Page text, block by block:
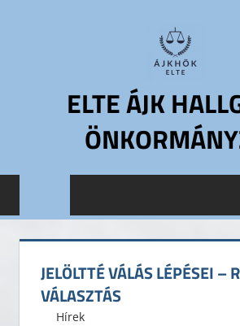
ELTE ÁJK
Jogtudományi
Hallgatói
Önkormányzat
JELÖLTTÉ VÁLÁS LÉPÉSEI –
VÁLASZTÁS
2017. március 7.
ELTE ÁJK HÖK
Hírek